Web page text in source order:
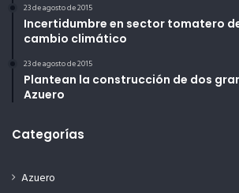
23 de agosto de 2015
Incertidumbre en sector tomatero
cambio climático
23 de agosto de 2015
Plantean la construcción de dos
Azuero
Categorías
Azuero